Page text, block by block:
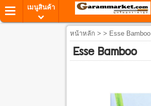
เมนูสินค้า
หน้าหลัก > > Esse Bamboo
Esse Bamboo